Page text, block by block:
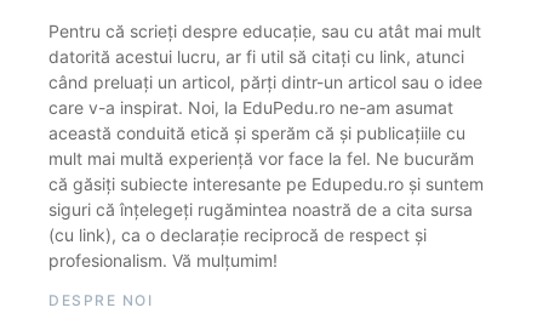
Pentru că scrieți despre educație, sau cu atât mai mult
datorită acestui lucru, ar fi util să citați cu link, atunci
când preluați un articol, părți dintr-un articol sau o idee
care v-a inspirat. Noi, la EduPedu.ro ne-am asumat
această conduită etică și sperăm că și publicațiile cu
mult mai multă experiență vor face la fel. Ne bucurăm
că găsiți subiecte interesante pe Edupedu.ro și suntem
siguri că înțelegeți rugămintea noastră de a cita sursa
(cu link), ca o declarație reciprocă de respect și
profesionalism. Vă mulțumim!
DESPRE NOI